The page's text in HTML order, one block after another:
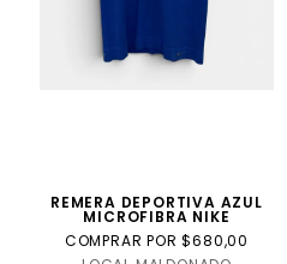
REMERA DEPORTIVA AZUL
MICROFIBRA NIKE
COMPRAR POR $680,00